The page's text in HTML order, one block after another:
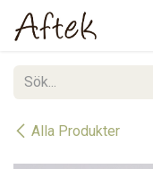
Hoppa till innehåll
Alla Produkter